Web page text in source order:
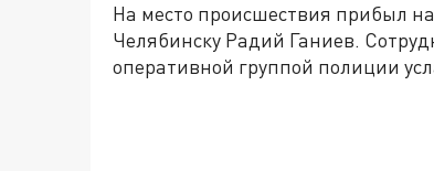
На место происшествия прибыл
Челябинску Радий Ганиев.
оперативной группой полиции